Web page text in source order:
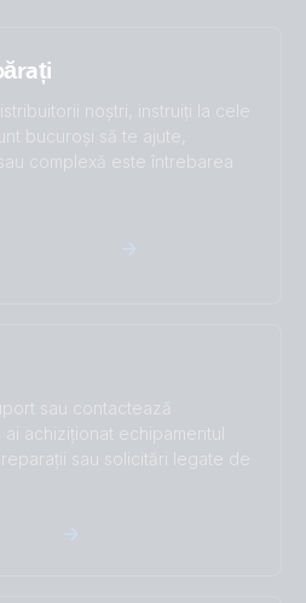
noștri, instruiți la cele
bucuroși să te ajute,
complexă este întrebarea
sau contactează
achiziționat echipamentul
sau solicitări legate de